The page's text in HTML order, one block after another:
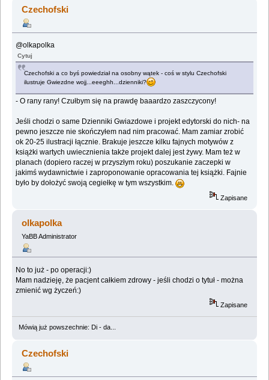
Czechofski
@olkapolka
Cytuj
Czechofski a co byś powiedział na osobny wątek - coś w stylu Czechofski
ilustruje Gwiezdne wojj...eeeghh...dzienniki?
- O rany rany! Czułbym się na prawdę baaardzo zaszczycony!
Jeśli chodzi o same Dzienniki Gwiazdowe i projekt edytorski do nich- na
pewno jeszcze nie skończyłem nad nim pracować. Mam zamiar zrobić
ok 20-25 ilustracji łącznie. Brakuje jeszcze kilku fajnych motywów z
książki wartych uwiecznienia także projekt dalej jest żywy. Mam też w
planach (dopiero raczej w przyszłym roku) poszukanie zaczepki w
jakimś wydawnictwie i zaproponowanie opracowania tej książki. Fajnie
było by dołożyć swoją cegiełkę w tym wszystkim.
Zapisane
olkapolka
YaBB Administrator
No to już - po operacji:)
Mam nadzieję, że pacjent całkiem zdrowy - jeśli chodzi o tytuł - można
zmienić wg życzeń:)
Zapisane
Mówią już powszechnie: Di - da...
Czechofski